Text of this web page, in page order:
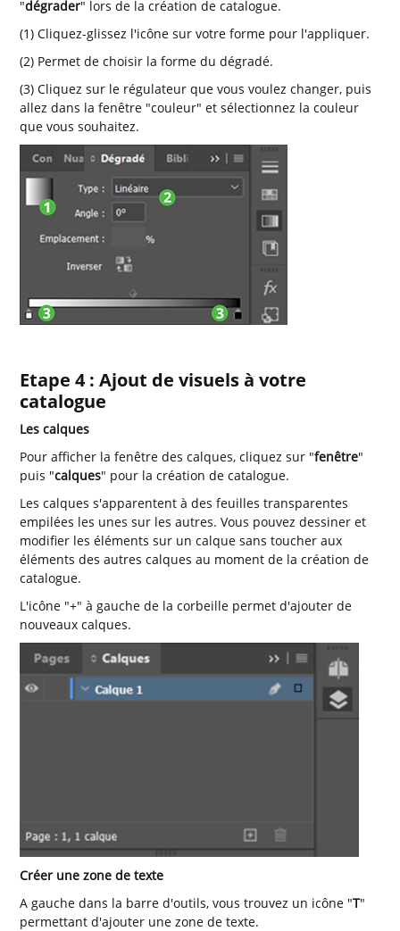
"dégrader" lors de la création de catalogue.
(1) Cliquez-glissez l'icône sur votre forme pour l'appliquer.
(2) Permet de choisir la forme du dégradé.
(3) Cliquez sur le régulateur que vous voulez changer, puis
allez dans la fenêtre "couleur" et sélectionnez la couleur
que vous souhaitez.
Etape 4 : Ajout de visuels à votre
catalogue
Les calques
Pour afficher la fenêtre des calques, cliquez sur "fenêtre"
puis "calques" pour la création de catalogue.
Les calques s'apparentent à des feuilles transparentes
empilées les unes sur les autres. Vous pouvez dessiner et
modifier les éléments sur un calque sans toucher aux
éléments des autres calques au moment de la création de
catalogue.
L'icône "+" à gauche de la corbeille permet d'ajouter de
nouveaux calques.
Créer une zone de texte
A gauche dans la barre d'outils, vous trouvez un icône "T"
permettant d'ajouter une zone de texte.